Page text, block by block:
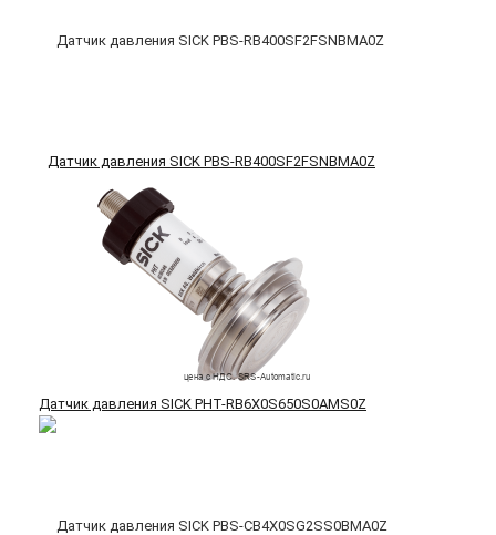
Датчик давления SICK PBS-RB400SF2FSNBMA0Z
Датчик давления SICK PHT-RB6X0S650S0AMS0Z